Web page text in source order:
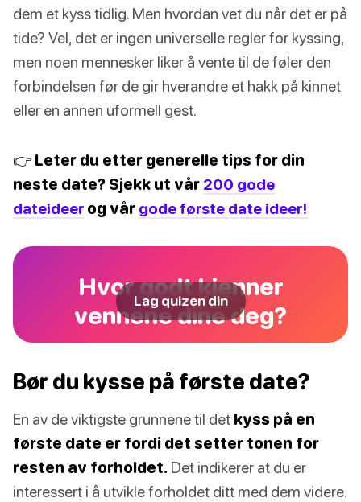
dem et kyss tidlig. Men hvordan vet du når det er på
tide? Vel, det er ingen universelle regler for kyssing,
men noen mennesker liker å vente til de føler den
forbindelsen før de gir hverandre et hakk på kinnet
eller en annen uformell gest.
👉 Leter du etter generelle tips for din
neste date? Sjekk ut vår 200 gode
dateideer og vår gode første date ideer!
Hvor godt kjenner
vennene dine deg?
Lag quizen din
Bør du kysse på første date?
En av de viktigste grunnene til det kyss på en
første date er fordi det setter tonen for
resten av forholdet. Det indikerer at du er
interessert i å utvikle forholdet ditt med dem videre.